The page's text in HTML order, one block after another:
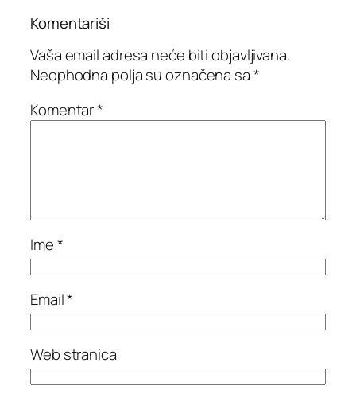
Komentariši
Vaša email adresa neće biti objavljivana.
Neophodna polja su označena sa*
Komentar*
Ime*
Email*
Web stranica